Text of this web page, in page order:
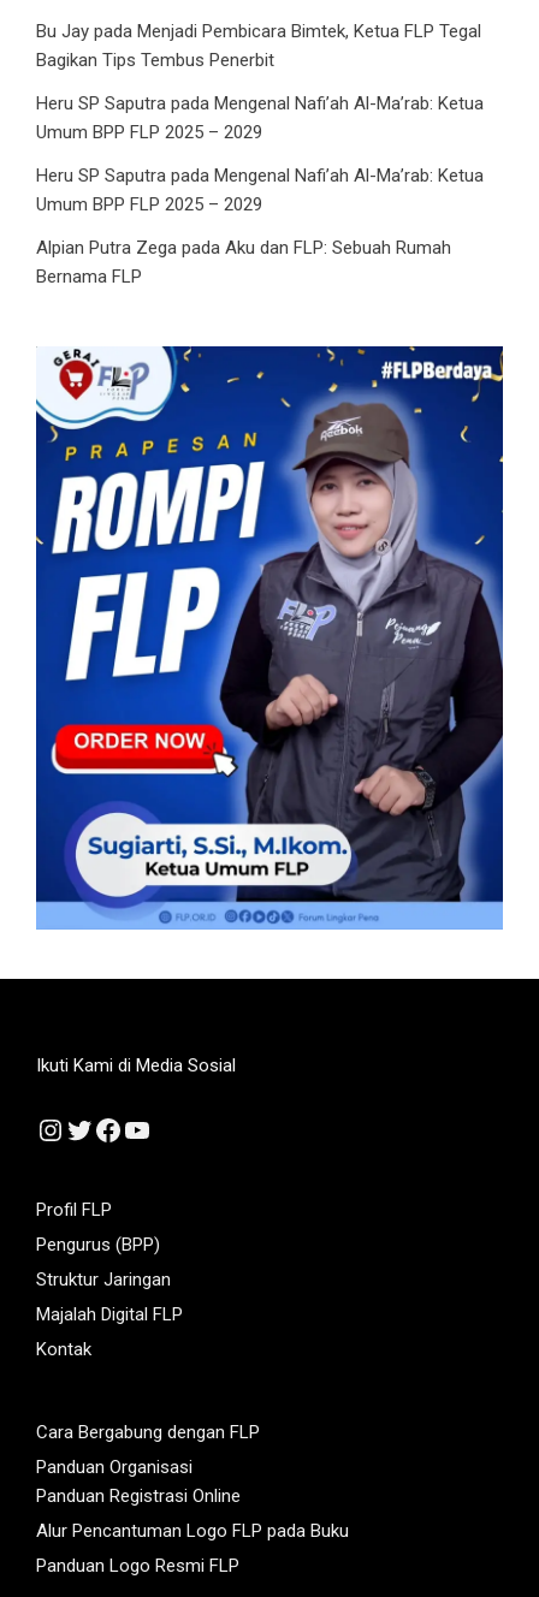
Bu Jay pada Menjadi Pembicara Bimtek, Ketua FLP Tegal
Bagikan Tips Tembus Penerbit
Heru SP Saputra pada Mengenal Nafi’ah Al-Ma’rab: Ketua
Umum BPP FLP 2025 – 2029
Heru SP Saputra pada Mengenal Nafi’ah Al-Ma’rab: Ketua
Umum BPP FLP 2025 – 2029
Alpian Putra Zega pada Aku dan FLP: Sebuah Rumah
Bernama FLP
Ikuti Kami di Media Sosial
Instagram
Twitter
Facebook
YouTube
Profil FLP
Pengurus (BPP)
Struktur Jaringan
Majalah Digital FLP
Kontak
Cara Bergabung dengan FLP
Panduan Organisasi
Panduan Registrasi Online
Alur Pencantuman Logo FLP pada Buku
Panduan Logo Resmi FLP